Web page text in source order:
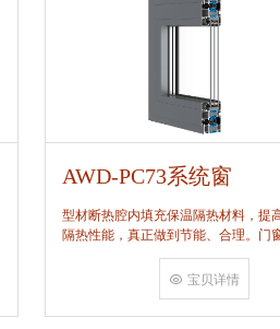
AWD-PC73系统窗
型材断热腔内填充保温隔热材料，提
隔热性能，真正做到节能、合理。门
角，采用多点挤压角码结构与加重型
结合完成，在通过角部加注德国双组
宝贝详情